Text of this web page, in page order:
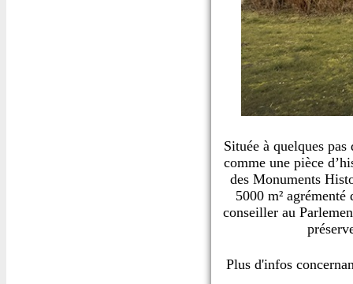
Située à quelques
comme une pièce
des Monuments
5000 m²
conseiller au
Plus d'infos